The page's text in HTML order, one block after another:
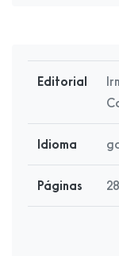
Editorial
Idioma
Páginas